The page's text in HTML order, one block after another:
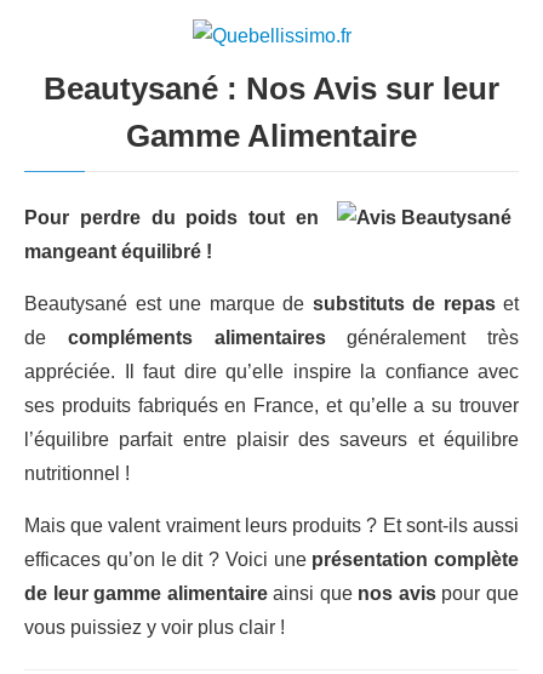
Beautysané : Nos Avis sur leur
Gamme Alimentaire
Pour perdre du poids tout en
mangeant équilibré !
Beautysané est une marque de substituts de repaset
de compléments alimentairesgénéralement très
appréciée. Il faut dire qu’elle inspire la confiance avec
ses produits fabriqués en France, et qu’elle a su trouver
l’équilibre parfait entre plaisir des saveurs et équilibre
nutritionnel !
Mais que valent vraiment leurs produits ? Et sont-ils aussi
efficaces qu’on le dit ? Voici une présentation complète
de leur gamme alimentaireainsi quenos avispour que
vous puissiez y voir plus clair !